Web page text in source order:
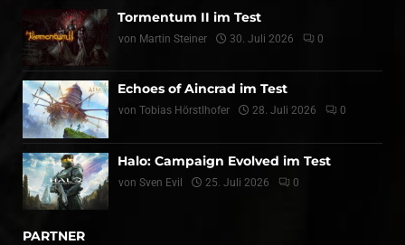
Tormentum II im Test
von Martin Steiner 30. Juli 2026 0
Echoes of Aincrad im Test
von Tobias Hörstlhofer 28. Juli 2026 0
Halo: Campaign Evolved im Test
von Sven Evil 25. Juli 2026 0
PARTNER